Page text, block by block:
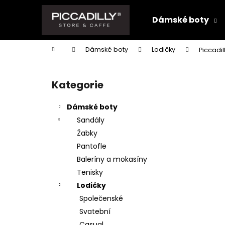
Dámské boty
Domů Dámské boty Lodičky
Přeskočit
kategorie
Kategorie
Dámské boty
Sandály
Žabky
Pantofle
Baleríny a mokasíny
Tenisky
Lodičky
Společenské
Svatební
í
do
do